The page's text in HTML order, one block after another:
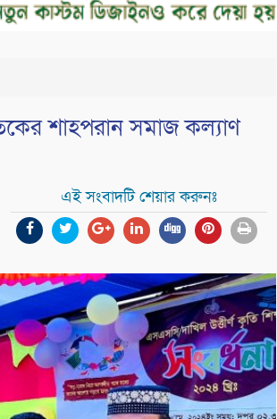
শাহপরান সমাজ কল্যাণ
এই সংবাদটি শেয়ার করুনঃ